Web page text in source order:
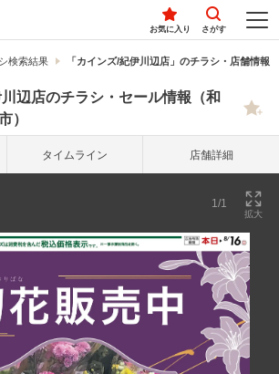
お気に入り さがす
検索結果 「カインズ/紀伊川辺店」のチラシ・店舗情報
辺店のチラシ・セール情報（和
）
タイム ライン 店舗詳細
1/1
拡大